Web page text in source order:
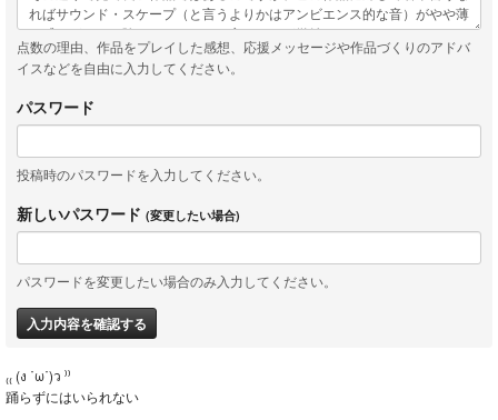
点数の理由、作品をプレイした感想、応援メッセージや作品づくりのアドバ
イスなどを自由に入力してください。
パスワード
投稿時のパスワードを入力してください。
新しいパスワード (変更したい場合)
パスワードを変更したい場合のみ入力してください。
入力内容を確認する
₍₍ (ง ˙ω˙)ว ⁾⁾
踊らずにはいられない